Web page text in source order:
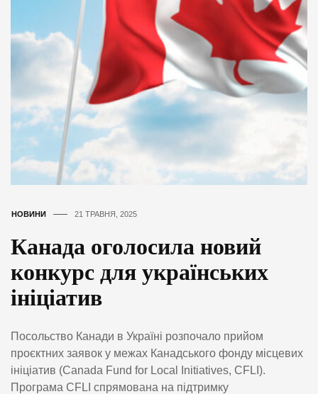
НОВИНИ 21 ТРАВНЯ, 2025
Канада оголосила новий
конкурс для українських
ініціатив
Посольство Канади в Україні розпочало прийом
проєктних заявок у межах Канадського фонду місцевих
ініціатив (Canada Fund for Local Initiatives, CFLI).
Програма CFLI спрямована на підтримку